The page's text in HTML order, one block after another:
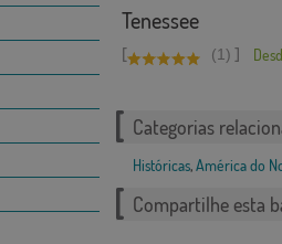
Tenessee
[ (1) ]
Categorias
Históricas,América do
Compartilhe esta